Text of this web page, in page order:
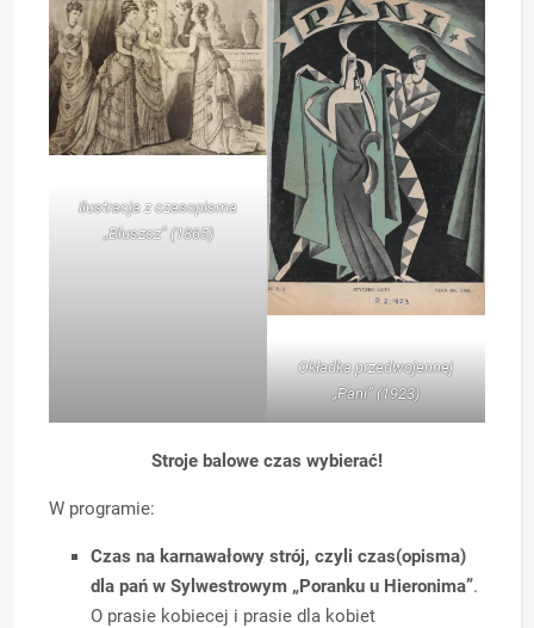
Ilustracja z czasopisma
„Bluszcz” (1865)
Okładka przedwojennej
„Pani” (1923)
Stroje balowe czas wybierać!
W programie:
Czas na karnawałowy strój, czyli czas(opisma)
dla pań w Sylwestrowym „Poranku u Hieronima”.
O prasie kobiecej i prasie dla kobiet